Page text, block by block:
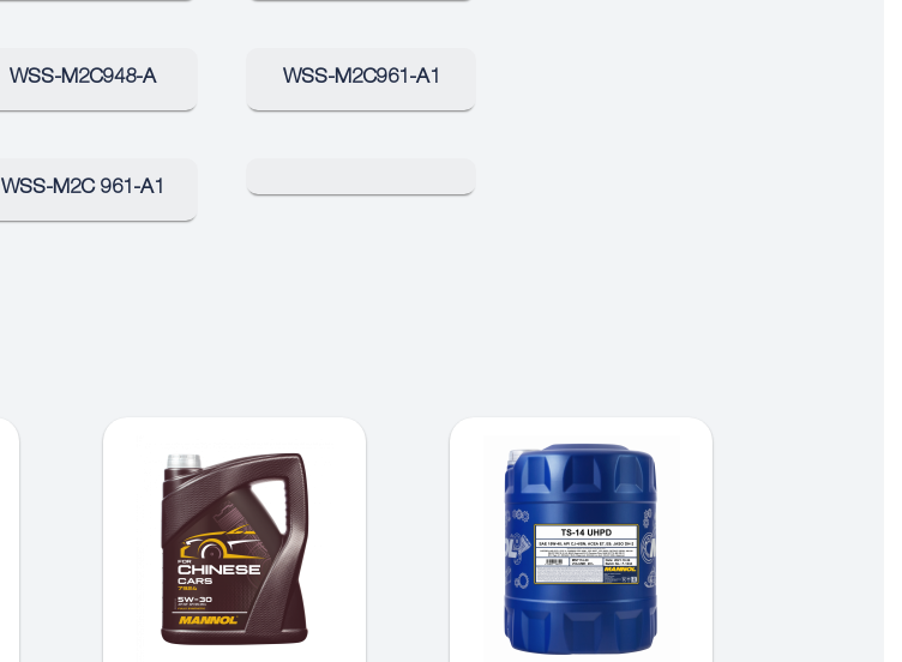
WSS-M2C948-A WSS-M2C961-A1
WSS-M2C 961-A1